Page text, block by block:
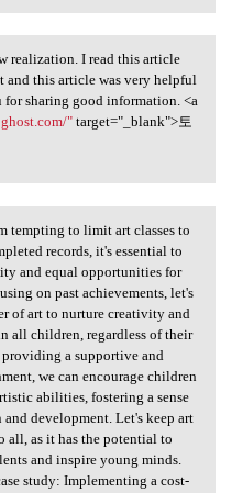
realization
realization. I read this article
and this article was very helpful
for sharing good information. <a
"target="_blank">토
tempting to
tempting to limit art classes to
records, it's essential to
and equal opportunities for
on past achievements, let's
of art to nurture creativity and
all children, regardless of their
a supportive and
we can encourage children
abilities, fostering a sense
and development. Let's keep art
all, as it has the potential to
and inspire young minds.
study: Implementing a cost-